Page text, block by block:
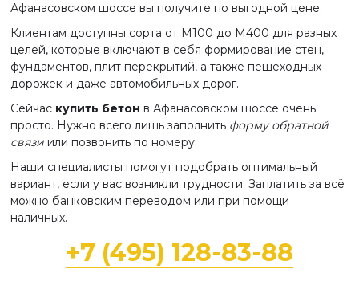
Афанасовском шоссе вы получите по выгодной цене.
Клиентам доступны сорта от М100 до М400 для разных
целей, которые включают в себя формирование стен,
фундаментов, плит перекрытий, а также пешеходных
дорожек и даже автомобильных дорог.
Сейчас купить бетон в Афанасовском шоссе очень
просто. Нужно всего лишь заполнить форму обратной
связи или позвонить по номеру.
Наши специалисты помогут подобрать оптимальный
вариант, если у вас возникли трудности. Заплатить за всё
можно банковским переводом или при помощи
наличных.
+7 (495) 128-83-88